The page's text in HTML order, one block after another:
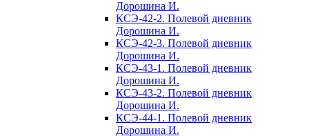
Дорошина И.
КСЭ-42-2. Полевой дневник
Дорошина И.
КСЭ-42-3. Полевой дневник
Дорошина И.
КСЭ-43-1. Полевой дневник
Дорошина И.
КСЭ-43-2. Полевой дневник
Дорошина И.
КСЭ-44-1. Полевой дневник
Дорошина И.